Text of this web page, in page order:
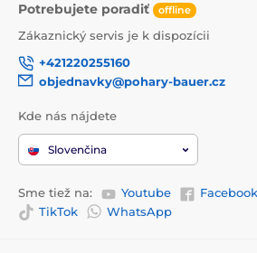
Potrebujete poradiť offline
Zákaznický servis je k dispozícii
+421220255160
objednavky@pohary-bauer.cz
Kde nás nájdete
Slovenčina
Sme tiež na: Youtube Facebook
TikTok
WhatsApp